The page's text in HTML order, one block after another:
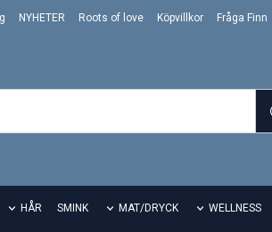
NYHETER Roots of love Köpvillkor Fråga Finn
HÅR SMINK MAT/DRYCK WELLNESS